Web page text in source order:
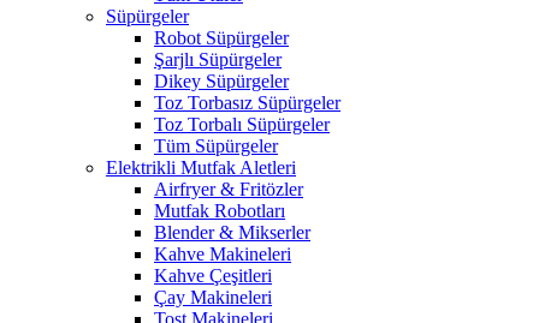
Süpürgeler
Robot Süpürgeler
Şarjlı Süpürgeler
Dikey Süpürgeler
Toz Torbasız Süpürgeler
Toz Torbalı Süpürgeler
Tüm Süpürgeler
Elektrikli Mutfak Aletleri
Airfryer & Fritözler
Mutfak Robotları
Blender & Mikserler
Kahve Makineleri
Kahve Çeşitleri
Çay Makineleri
Tost Makineleri